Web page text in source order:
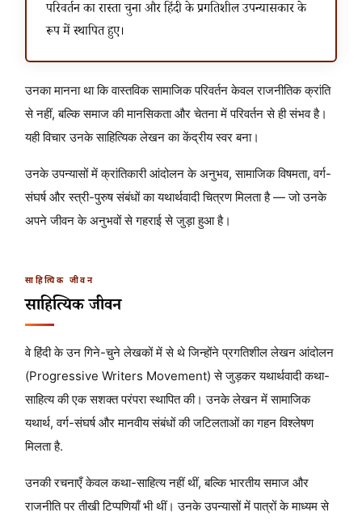
परिवर्तन का रास्ता चुना और हिंदी के प्रगतिशील उपन्यासकार के
रूप में स्थापित हुए।
उनका मानना था कि वास्तविक सामाजिक परिवर्तन केवल राजनीतिक क्रांति
से नहीं, बल्कि समाज की मानसिकता और चेतना में परिवर्तन से ही संभव है।
यही विचार उनके साहित्यिक लेखन का केंद्रीय स्वर बना।
उनके उपन्यासों में क्रांतिकारी आंदोलन के अनुभव, सामाजिक विषमता, वर्ग-
संघर्ष और स्त्री-पुरुष संबंधों का यथार्थवादी चित्रण मिलता है — जो उनके
अपने जीवन के अनुभवों से गहराई से जुड़ा हुआ है।
साहित्यिक जीवन
साहित्यिक जीवन
वे हिंदी के उन गिने-चुने लेखकों में से थे जिन्होंने प्रगतिशील लेखन आंदोलन
(Progressive Writers Movement) से जुड़कर यथार्थवादी कथा-
साहित्य की एक सशक्त परंपरा स्थापित की। उनके लेखन में सामाजिक
यथार्थ, वर्ग-संघर्ष और मानवीय संबंधों की जटिलताओं का गहन विश्लेषण
मिलता है.
उनकी रचनाएँ केवल कथा-साहित्य नहीं थीं, बल्कि भारतीय समाज और
राजनीति पर तीखी टिप्पणियाँ भी थीं। उनके उपन्यासों में पात्रों के माध्यम से